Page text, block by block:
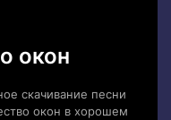
окон
скачивание песни
окон в хорошем